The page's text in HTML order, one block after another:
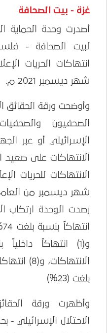
غزة - بيت الصحافة
أصدرت وحدة الحماية
لبيت الصحافة -
انتهاكات الحريات
شهر ديسمبر 2021 م.
وأوضحت ورقة الحقائق
الصحفيون
الإسرائيلي أو عبر
الانتهاكات على صعيد
الانتهاكات للحريات
بلغت (23%)
وأظهرت ورقة
الاحتلال الإسرائيلي